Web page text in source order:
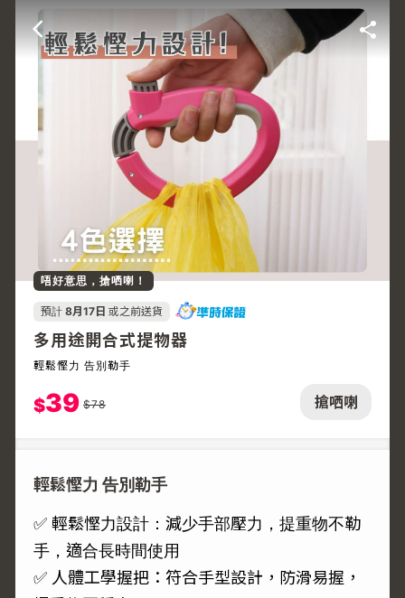
搶哂喇
唔好意思，搶哂喇！
預計 8月17日 或之前送貨
多用途開合式提物器
輕鬆慳力 告別勒手
$39 $78
輕鬆慳力 告別勒手
✅ 輕鬆慳力設計：減少手部壓力，提重物不勒
手，適合長時間使用
✅ 人體工學握把：符合手型設計，防滑易握，